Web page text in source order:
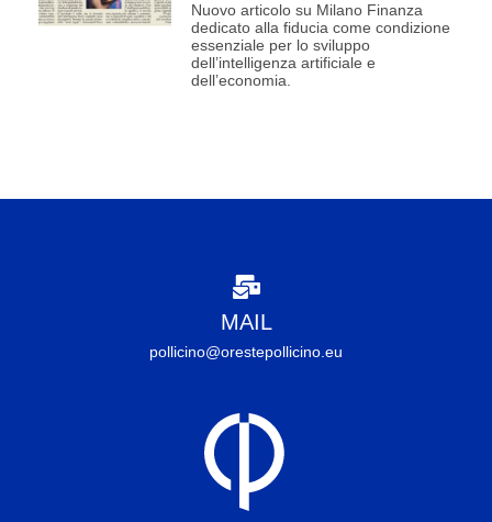
Nuovo articolo su Milano Finanza
dedicato alla fiducia come condizione
essenziale per lo sviluppo
dell’intelligenza artificiale e
dell’economia.
MAIL
pollicino@orestepollicino.eu